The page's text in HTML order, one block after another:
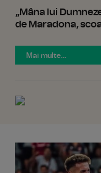
„Mâna lui
de Maradona,
Mai multe...